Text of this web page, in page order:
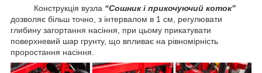
Конструкція вузла “Сошник і прикочуючий коток”
дозволяє більш точно, з інтервалом в 1 см, регулювати
глибину загортання насіння, при цьому прикатувати
поверхневий шар грунту, що впливає на рівномірність
проростання насіння.